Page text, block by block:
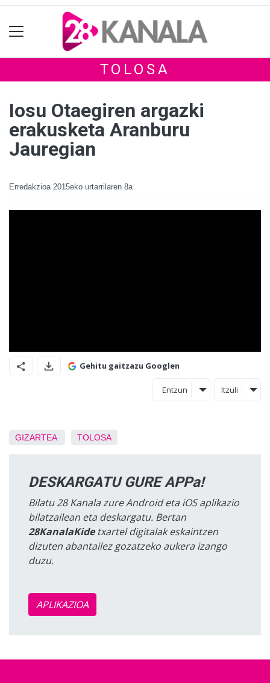
TOLOSA
Iosu Otaegiren argazki
erakusketa Aranburu
Jauregian
Erredakzioa 2015eko urtarrilaren 8a
Gehitu gaitzazu Googlen
Entzun Itzuli
GIZARTEA TOLOSA
DESKARGATU GURE APPa!
Bilatu 28 Kanala zure Android eta iOS aplikazio
bilatzailean eta deskargatu. Bertan
28KanalaKidetxartel digitalak eskaintzen
dizuten abantailez gozatzeko aukera izango
duzu.
APLIKAZIOA